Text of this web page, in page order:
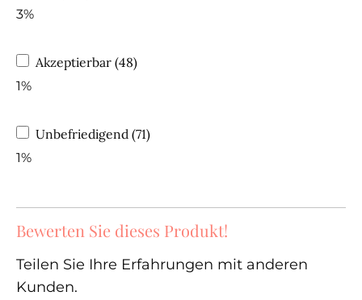
3%
Akzeptierbar (48)
1%
Unbefriedigend (71)
1%
Bewerten Sie dieses Produkt!
Teilen Sie Ihre Erfahrungen mit anderen
Kunden.